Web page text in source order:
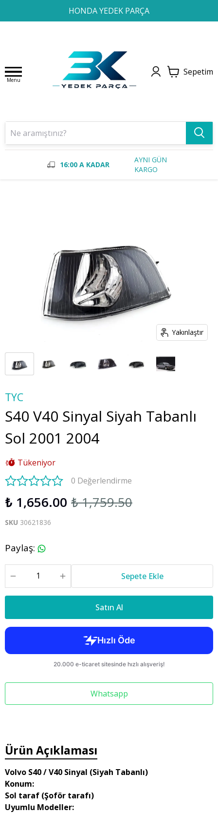
HONDA YEDEK PARÇA
1 2 3 4
Menu
Sepetim
16:00 A KADAR
AYNI GÜN
KARGO
Yakınlaştır
TYC
S40 V40 Sinyal Siyah Tabanlı
Sol 2001 2004
Tükeniyor
0 Değerlendirme
₺ 1,656.00 ₺ 1,759.50
SKU 30621836
Paylaş:
Sepete Ekle
Satın Al
Whatsapp
Ürün Açıklaması
Volvo S40 / V40 Sinyal (Siyah Tabanlı)
Konum:
Sol taraf (Şoför tarafı)
Uyumlu Modeller: